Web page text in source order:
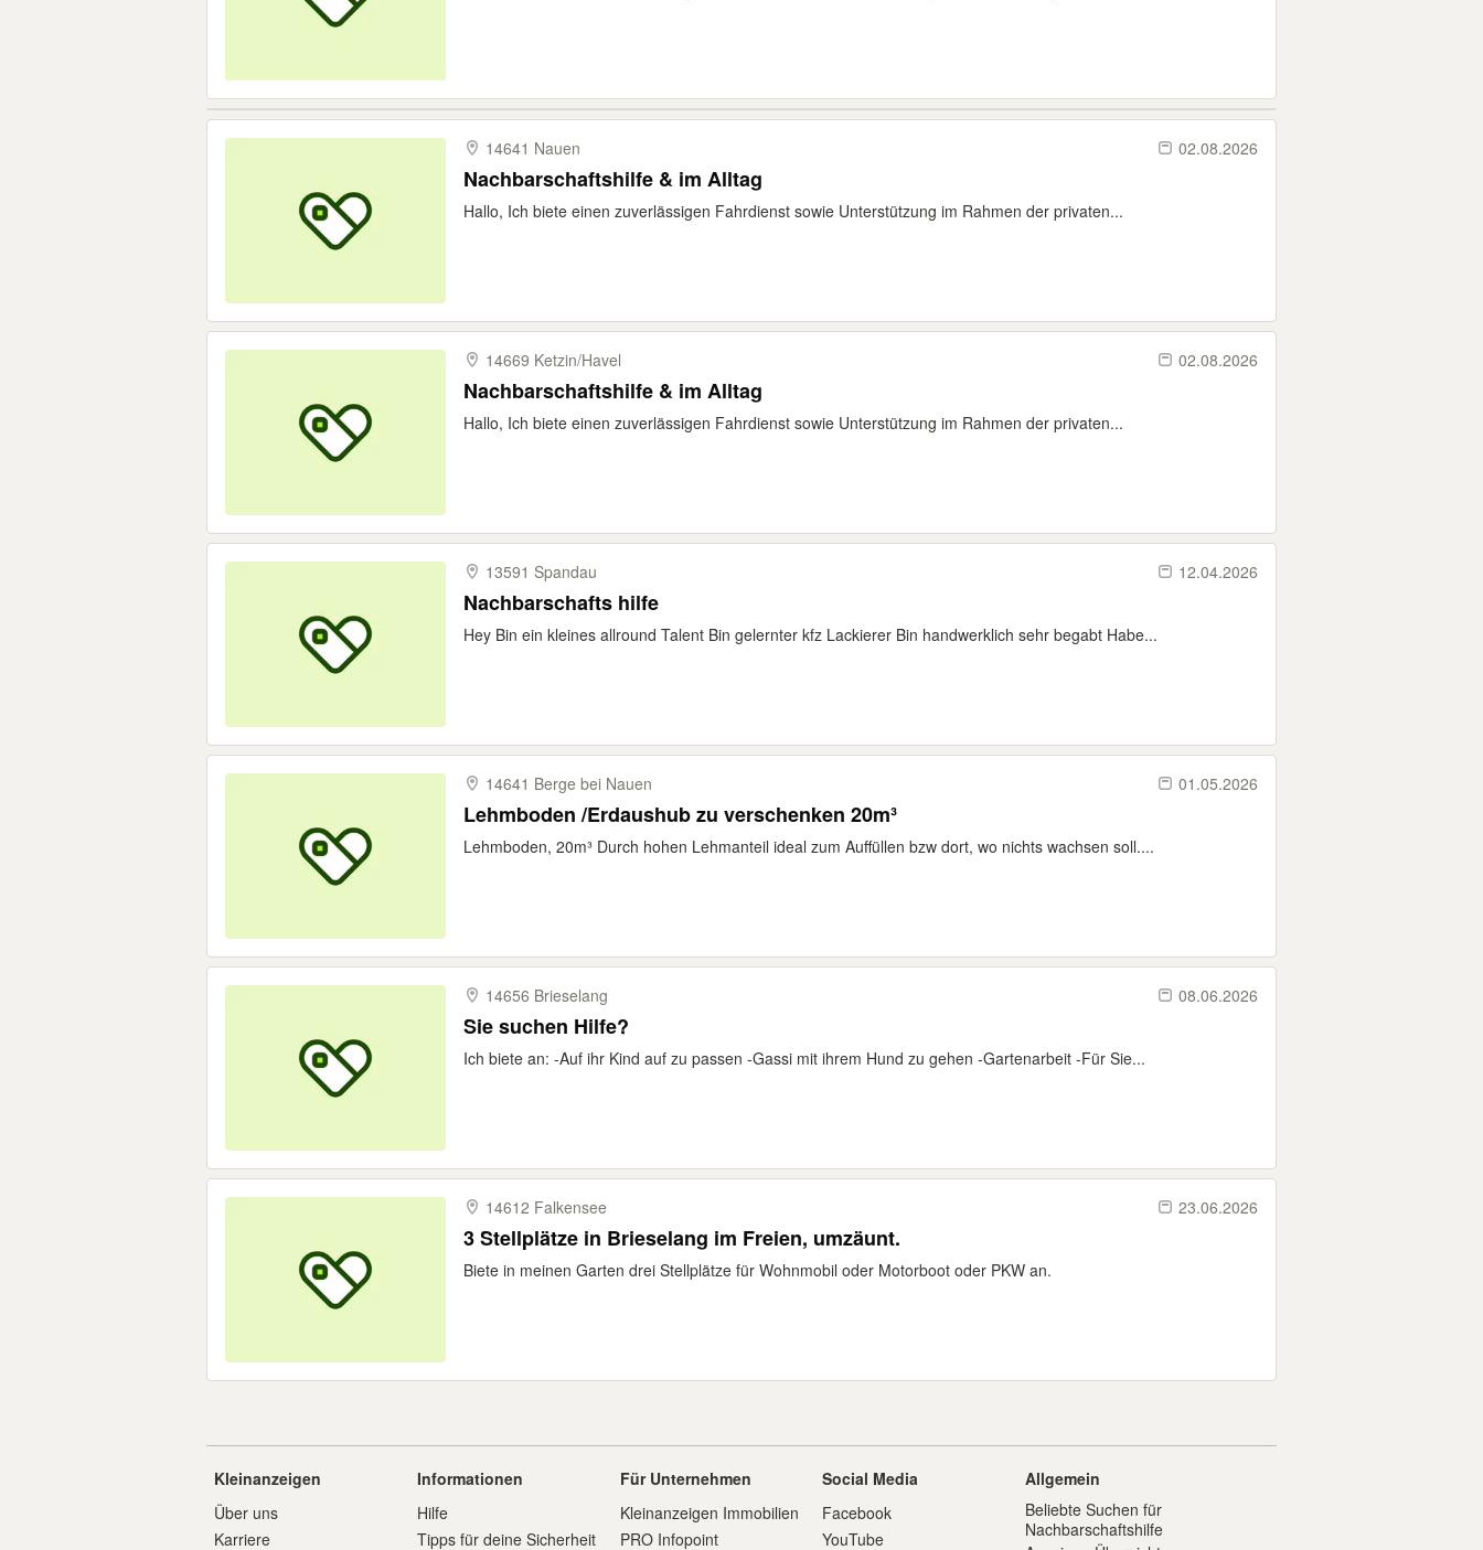
14641 Nauen 02.08.2026
Nachbarschaftshilfe & im Alltag
Hallo, Ich biete einen zuverlässigen Fahrdienst sowie Unterstützung im Rahmen der privaten...
14669 Ketzin/​Havel 02.08.2026
Nachbarschaftshilfe & im Alltag
Hallo, Ich biete einen zuverlässigen Fahrdienst sowie Unterstützung im Rahmen der privaten...
13591 Spandau 12.04.2026
Nachbarschafts hilfe
Hey Bin ein kleines allround Talent Bin gelernter kfz Lackierer Bin handwerklich sehr begabt Habe...
14641 Berge bei Nauen 01.05.2026
Lehmboden /Erdaushub zu verschenken 20m³
Lehmboden, 20m³ Durch hohen Lehmanteil ideal zum Auffüllen bzw dort, wo nichts wachsen soll....
14656 Brieselang 08.06.2026
Sie suchen Hilfe?
Ich biete an: -Auf ihr Kind auf zu passen -Gassi mit ihrem Hund zu gehen -Gartenarbeit -Für Sie...
14612 Falkensee 23.06.2026
3 Stellplätze in Brieselang im Freien, umzäunt.
Biete in meinen Garten drei Stellplätze für Wohnmobil oder Motorboot oder PKW an.
Kleinanzeigen
Über uns
Karriere
Informationen
Hilfe
Tipps für deine Sicherheit
Für Unternehmen
Kleinanzeigen Immobilien
PRO Infopoint
Social Media
Facebook
YouTube
Allgemein
Beliebte Suchen für
Nachbarschaftshilfe